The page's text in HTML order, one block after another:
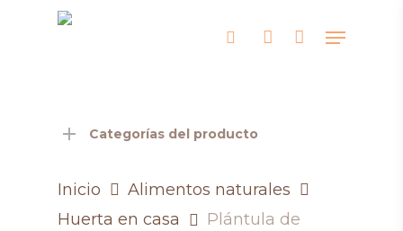
searchaccount
Menu
Categorías del producto
Inicio
Alimentos naturales
Huerta en casa
Plántula de